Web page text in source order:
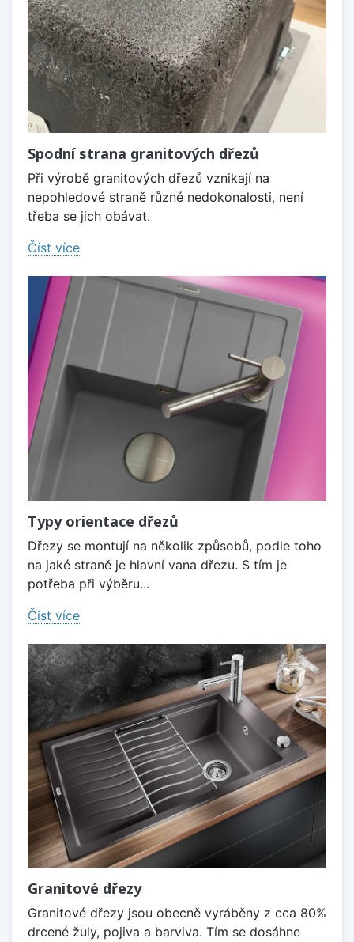
Spodní strana granitových dřezů
Při výrobě granitových dřezů vznikají na
nepohledové straně různé nedokonalosti, není
třeba se jich obávat.
Číst více
Typy orientace dřezů
Dřezy se montují na několik způsobů, podle toho
na jaké straně je hlavní vana dřezu. S tím je
potřeba při výběru...
Číst více
Granitové dřezy
Granitové dřezy jsou obecně vyráběny z cca 80%
drcené žuly, pojiva a barviva. Tím se dosáhne